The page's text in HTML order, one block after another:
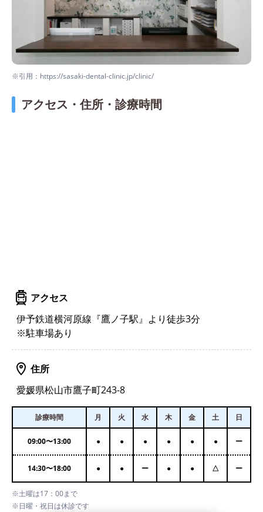
※引用：https://sasaki-dental-clinic.jp/clinic/
アクセス・住所・診療時間
アクセス
伊予鉄道横河原線『鷹ノ子駅』より徒歩3分
※駐車場あり
住所
愛媛県松山市鷹子町243-8
診療時間 月 火 水 木 金 土 日
09:00〜13:00 ● ● ● ● ● ● ー
14:30〜18:00 ● ● ー ● ● △ ー
※土曜は17：00まで
※日曜・祝日は休診です